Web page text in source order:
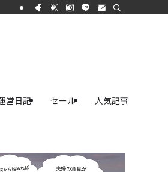
営日記 セール 人気記事